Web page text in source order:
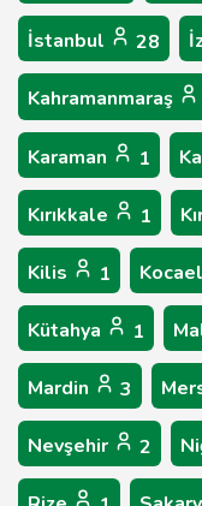
İstanbul 28
Kahramanmaraş
Karaman 1
Kırıkkale 1
Kilis 1
Kütahya 1
Mardin 3
Nevşehir 2